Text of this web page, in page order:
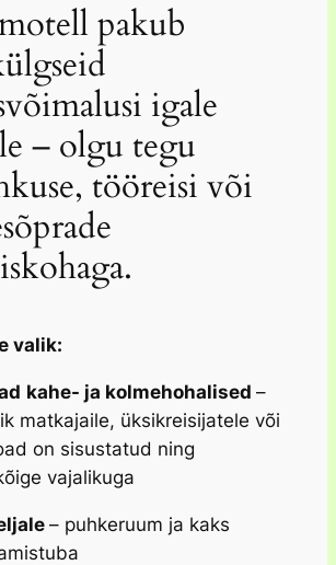
pakub
igale
– olgu tegu
tööreisi või
valik:
kahe- ja kolmehohalised –
matkajaile, üksikreisijatele või
on sisustatud ning
vajalikuga
– puhkeruum ja kaks